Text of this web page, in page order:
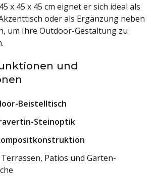
x 45 x 45 cm eignet er sich ideal als
oder als Ergänzung neben
um Ihre Outdoor-Gestaltung zu
und
Beistelltisch
Steinoptik
Patios und Garten-